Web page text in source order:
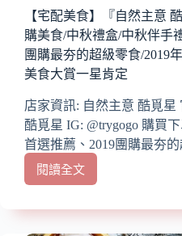
級
食
材
製
作/
家
也
可
當
大
大
【宅配美食】『自然主意
購美食/中秋禮盒/中秋伴手
團購最夯的超級零食/2019
美食大賞一星肯定
店家資訊: 自然主意 酷覓
酷覓星 IG: @trygogo 購買
首選推薦、2019團購最夯
閱讀全文
【宅
美